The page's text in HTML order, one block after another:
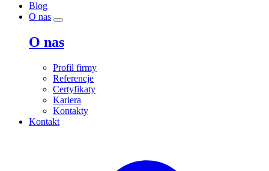
Blog
O nas
O nas
Profil firmy
Referencje
Certyfikaty
Kariera
Kontakty
Kontakt